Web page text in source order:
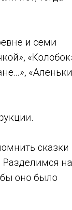
и семи
сказки
оно было